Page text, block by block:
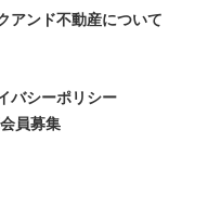
様個人を特定
するアクセス
ティクス」を
リティクス
アンド不動産について
バシーポリシー
員募集